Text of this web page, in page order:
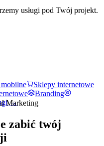
usługi pod Twój projekt.
Sklepy internetowe
Branding
→
Marketing
zabić twój